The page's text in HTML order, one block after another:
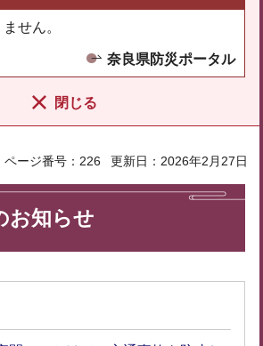
せん。
奈良県防災ポータル
閉じる
ページ番号：226 更新日：2026年2月27日
お知らせ